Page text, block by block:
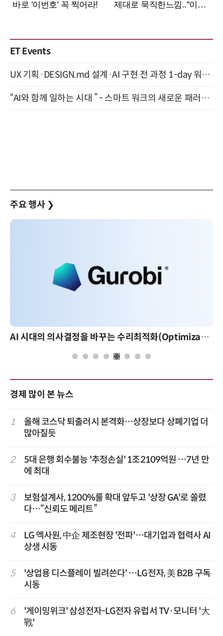
ET Events
UX 기획·DESIGN.md 설계·AI 구현 전 과정 1-day 워크숍 with Claude Code·Codex 9월 15일 개최
“AI와 함께 일하는 시대 ” - 스마트 워크의 새로운 패러다임 (9/11)
주요 행사 ❯
AI 시대의 의사결정을 바꾸는 수리최적화(Optimization): 실제 산업 적용 사례와 활용 전략
경제 많이 본 뉴스
1
올해 코스닥 퇴출러시 본격화…상장보다 상폐기업 더
많아질듯
2
5대 은행 회수불능 '추정손실' 1조2109억원 …7년 만
에 최대
3
보험설계사, 1200%룰 확대 앞두고 '상장 GA'로 쏠렸
다…“신뢰도 메리트”
4
LG 엑사원, 中企 제조현장 '전파'…대기업과 협력사 AI
상생 시동
5
'상업용 디스플레이 빌려쓴다' …LG전자, 美 B2B 구독
시동
6
'게이밍위크' 삼성전자-LG전자 유럽서 TV·모니터 '大
戰'